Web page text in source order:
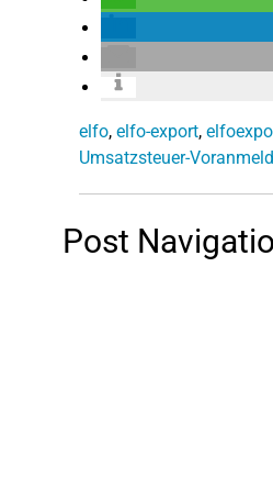
elfo, elfo-export,
Umsatzsteuer-
Post